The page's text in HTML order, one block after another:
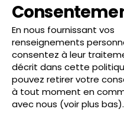
En nous fournissant vos
renseignements
consentez à leur
décrit dans cette
pouvez retirer votre
à tout moment en
avec nous (voir plus bas).